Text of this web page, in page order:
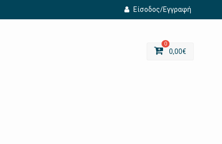
Είσοδος/Εγγραφή
0
0,00€